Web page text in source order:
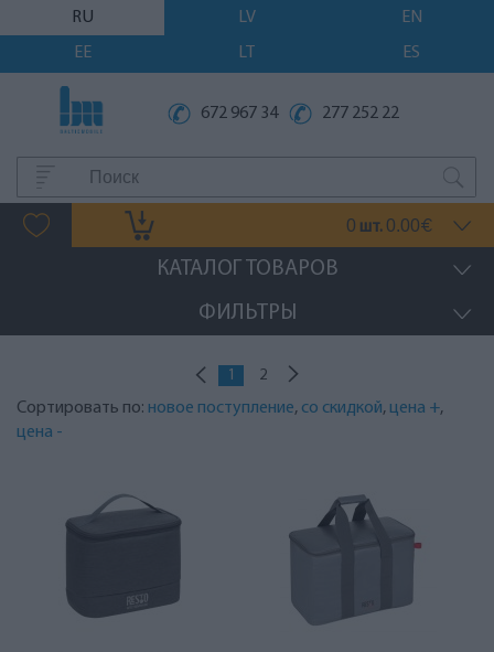
RU LV
EN
EE
LT ES
672 967 34 277 252 22
0 шт. 0.00€
КАТАЛОГ ТОВАРОВ
ФИЛЬТРЫ
1 2
Сортировать по: новое поступление, со скидкой, цена +,
цена -